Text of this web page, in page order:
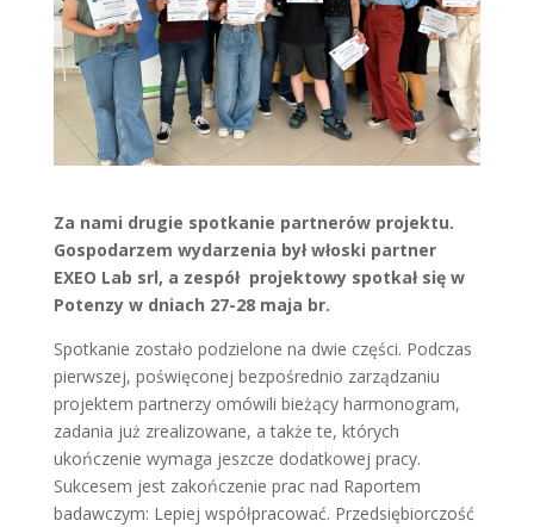
Za nami drugie spotkanie partnerów projektu.
Gospodarzem wydarzenia był włoski partner
EXEO Lab srl, a zespół projektowy spotkał się w
Potenzy w dniach 27-28 maja br.
Spotkanie zostało podzielone na dwie części. Podczas
pierwszej, poświęconej bezpośrednio zarządzaniu
projektem partnerzy omówili bieżący harmonogram,
zadania już zrealizowane, a także te, których
ukończenie wymaga jeszcze dodatkowej pracy.
Sukcesem jest zakończenie prac nad Raportem
badawczym: Lepiej współpracować. Przedsiębiorczość